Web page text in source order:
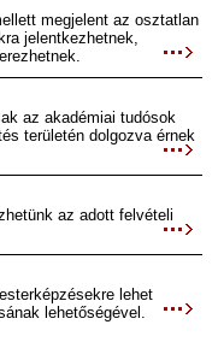
megjelent az osztatlan
jelentkezhetnek,
az akadémiai tudósok
területén dolgozva érnek
az adott felvételi
lehet
lehetőségével.